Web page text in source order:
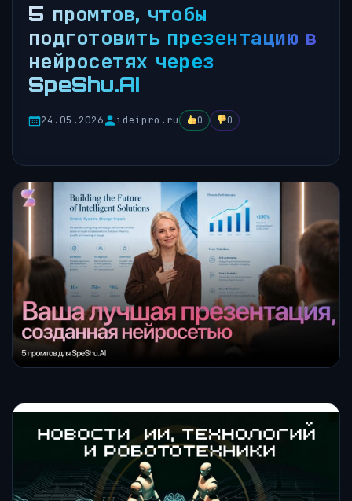
5 промтов, чтобы
подготовить презентацию в
нейросетях через
SpeShu.AI
24.05.2026 ideipro.ru 0 0